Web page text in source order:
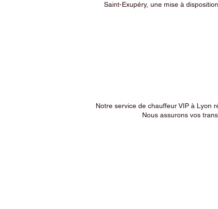
Saint-Exupéry, une mise à
Notre service de chauffeur VIP à Lyon
Nous assurons vos